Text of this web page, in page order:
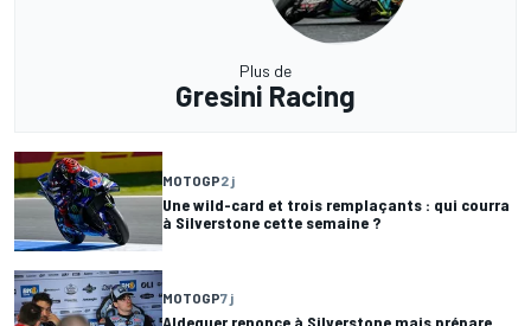
Plus de
Gresini Racing
MOTOGP2 j
Une wild-card et trois remplaçants : qui courra
à Silverstone cette semaine ?
MOTOGP7 j
Aldeguer renonce à Silverstone mais prépare